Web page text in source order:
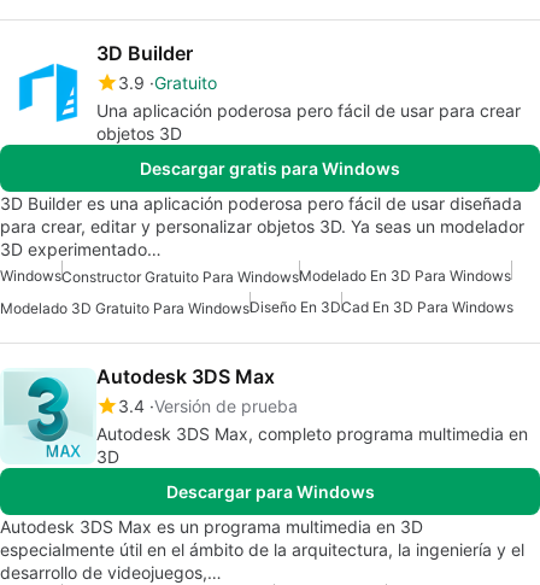
3D Builder
3.9 Gratuito
Una aplicación poderosa pero fácil de usar para crear
objetos 3D
Descargar gratis para Windows
3D Builder es una aplicación poderosa pero fácil de usar diseñada
para crear, editar y personalizar objetos 3D. Ya seas un modelador
3D experimentado…
WindowsConstructor Gratuito Para WindowsModelado En 3D Para Windows
Modelado 3D Gratuito Para WindowsDiseño En 3DCad En 3D Para Windows
Autodesk 3DS Max
3.4 Versión de prueba
Autodesk 3DS Max, completo programa multimedia en
3D
Descargar para Windows
Autodesk 3DS Max es un programa multimedia en 3D
especialmente útil en el ámbito de la arquitectura, la ingeniería y el
desarrollo de videojuegos,…